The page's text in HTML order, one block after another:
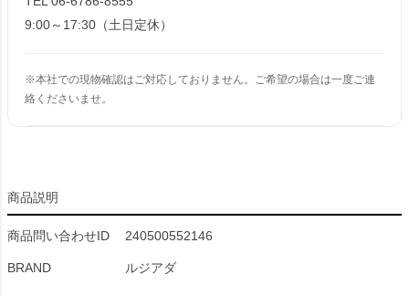
9:00～17:30（土日定休）
※本社での現物確認はご対応しておりません。ご希望の場合は一度ご連
絡くださいませ。
商品説明
商品問い合わせID 240500552146
BRAND ルジアダ